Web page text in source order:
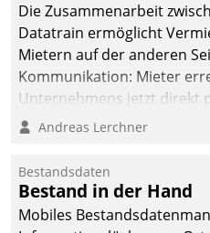
Die Zusammenarbeit
Datatrain ermöglicht
Mietern auf der anderen
Kommunikation: Mieter
Unternehmens jetzt direkt
Mitarbeiter oder
Andreas Lerchner
Bestandsdaten
Bestand in der Hand
Mobiles